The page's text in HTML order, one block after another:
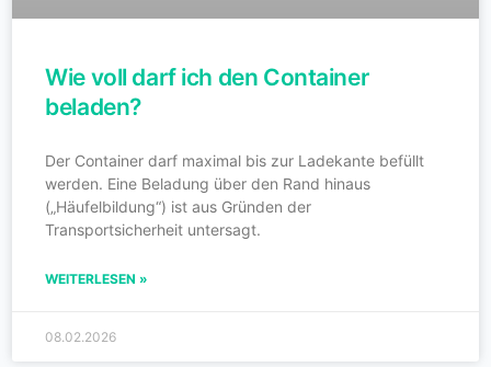
Wie voll darf ich den Container
beladen?
Der Container darf maximal bis zur Ladekante befüllt
werden. Eine Beladung über den Rand hinaus
(„Häufelbildung“) ist aus Gründen der
Transportsicherheit untersagt.
WEITERLESEN »
08.02.2026